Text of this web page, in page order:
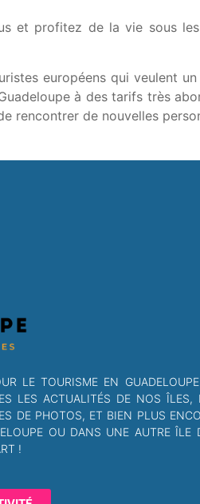
et profitez de la vie sous
européens qui veulent
à des tarifs très
rencontrer de nouvelles
LE TOURISME EN
LES ACTUALITÉS DE NOS ÎLES,
DE PHOTOS, ET BIEN PLUS
OU DANS UNE AUTRE ÎLE
!